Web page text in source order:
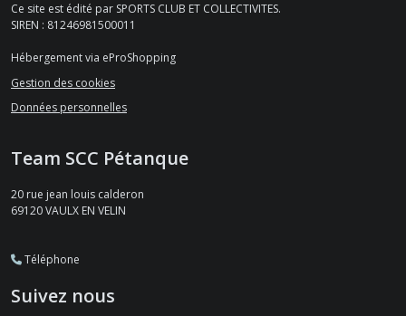
Ce site est édité par SPORTS CLUB ET COLLECTIVITES.
SIREN : 81246981500011
Hébergement via eProShopping
Gestion des cookies
Données personnelles
Team SCC Pétanque
20 rue jean louis calderon
69120VAULX EN VELIN
Téléphone
Suivez nous